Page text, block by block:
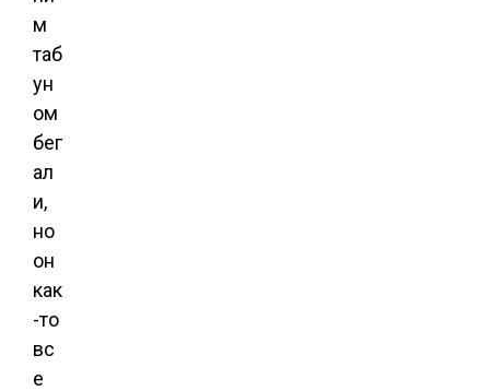
м
таб
ун
ом
бег
ал
и,
но
он
как
-то
вс
е